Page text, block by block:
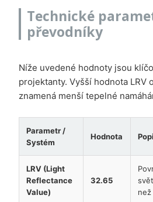
Technické
převodníky
Níže uvedené hodnoty jsou
projektanty. Vyšší hodnota LRV
znamená menší tepelné
Parametr /
Systém
Hodnota
LRV (Light
Reflectance
Value)
32.65
než